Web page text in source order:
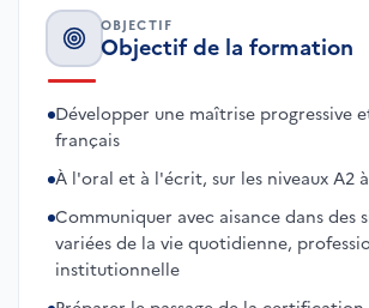
OBJECTIF
Objectif de la formation
Développer une maîtrise progressive
français
À l'oral et à l'écrit, sur les niveaux A2 à
Communiquer avec aisance dans des
variées de la vie quotidienne,
institutionnelle